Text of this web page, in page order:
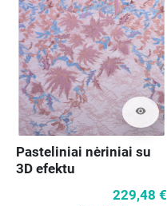
visibility
Pasteliniai nėriniai su
3D efektu
229,48 €